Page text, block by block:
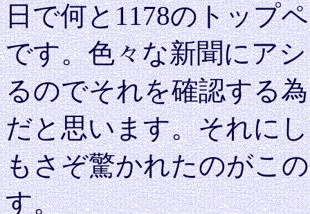
日で何と1178のトップ
です。色々な新聞にア
るのでそれを確認する
だと思います。それに
もさぞ驚かれたのがこ
す。